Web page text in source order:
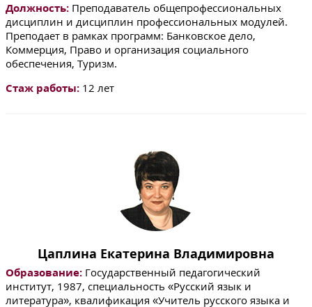
Должность: Преподаватель общепрофессиональных
дисциплин и дисциплин профессиональных модулей.
Преподает в рамках программ: Банковское дело,
Коммерция, Право и организация социального
обеспечения, Туризм.
Стаж работы: 12 лет
Цаплина Екатерина Владимировна
Образование: Государственный педагогический
институт, 1987, специальность «Русский язык и
литература», квалификация «Учитель русского языка и